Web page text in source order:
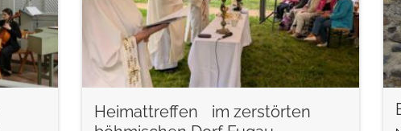
Heimattreffen im zerstörten